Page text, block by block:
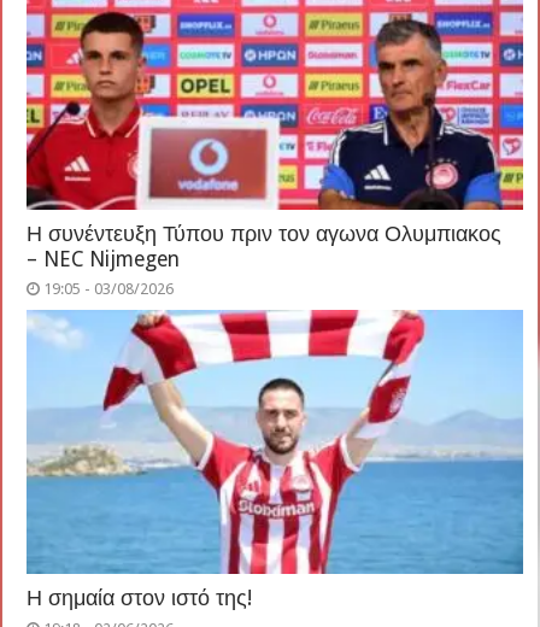
Η συνέντευξη Τύπου πριν τον αγωνα Ολυμπιακος
– NEC Nijmegen
19:05 - 03/08/2026
Η σημαία στον ιστό της!